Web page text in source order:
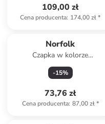
109,00 zł
Cena producenta: 174,00 zł*
Norfolk
Czapka w kolorze
granatowym
-15%
73,76 zł
Cena producenta: 87,00 zł*